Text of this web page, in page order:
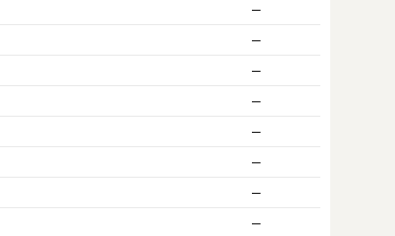
ー
ー
ー
ー
ー
ー
ー
ー